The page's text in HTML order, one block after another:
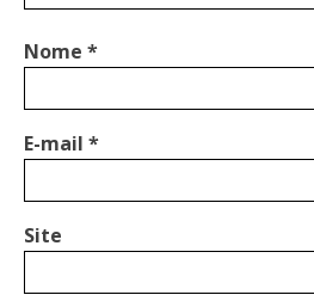
Nome *
E-mail *
Site